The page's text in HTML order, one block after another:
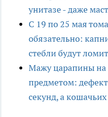
унитазе - даже
С 19 по 25 мая
обязательно:
стебли будут
Мажу царапины
предметом:
секунд, а